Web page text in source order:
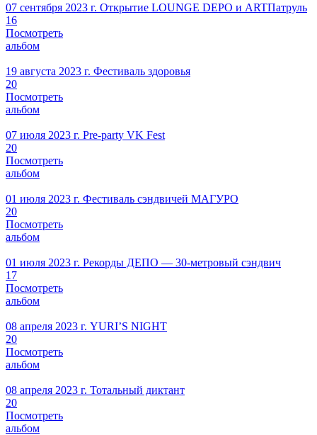
07 сентября 2023 г. Открытие LOUNGE DEPO и ARTПатруль
16
Посмотреть
альбом
19 августа 2023 г. Фестиваль здоровья
20
Посмотреть
альбом
07 июля 2023 г. Pre-party VK Fest
20
Посмотреть
альбом
01 июля 2023 г. Фестиваль сэндвичей МАГУРО
20
Посмотреть
альбом
01 июля 2023 г. Рекорды ДЕПО — 30-метровый сэндвич
17
Посмотреть
альбом
08 апреля 2023 г. YURI’S NIGHT
20
Посмотреть
альбом
08 апреля 2023 г. Тотальный диктант
20
Посмотреть
альбом